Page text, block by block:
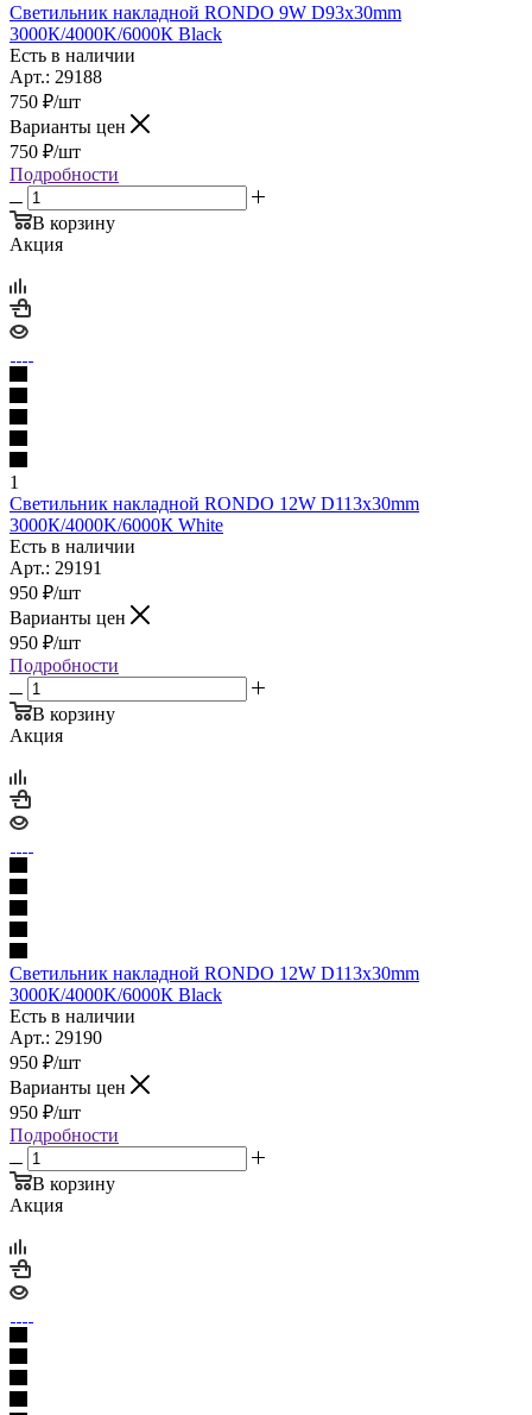
Светильник накладной RONDO 9W D93x30mm
3000К/4000K/6000К Black
Есть в наличии
Арт.: 29188
750 ₽/шт
Варианты цен
750 ₽/шт
Подробности
В корзину
Акция
1
Светильник накладной RONDO 12W D113x30mm
3000К/4000K/6000К White
Есть в наличии
Арт.: 29191
950 ₽/шт
Варианты цен
950 ₽/шт
Подробности
В корзину
Акция
Светильник накладной RONDO 12W D113x30mm
3000К/4000K/6000К Black
Есть в наличии
Арт.: 29190
950 ₽/шт
Варианты цен
950 ₽/шт
Подробности
В корзину
Акция